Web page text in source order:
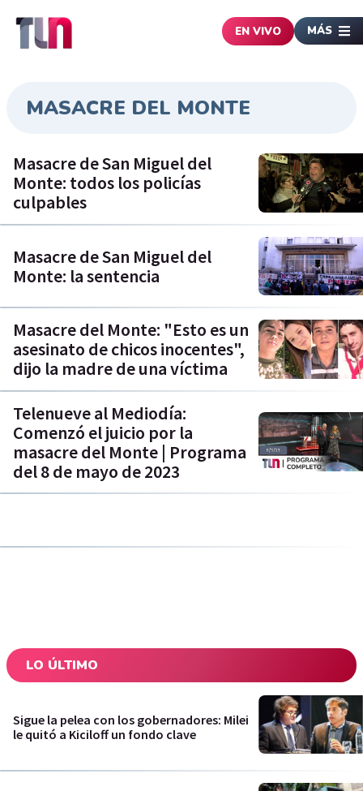
EN VIVO MÁS
MASACRE DEL MONTE
Masacre de San Miguel del
Monte: todos los policías
culpables
Masacre de San Miguel del
Monte: la sentencia
Masacre del Monte: "Esto es un
asesinato de chicos inocentes",
dijo la madre de una víctima
Telenueve al Mediodía:
Comenzó el juicio por la
masacre del Monte | Programa
del 8 de mayo de 2023
LO ÚLTIMO
Sigue la pelea con los gobernadores: Milei
le quitó a Kiciloff un fondo clave